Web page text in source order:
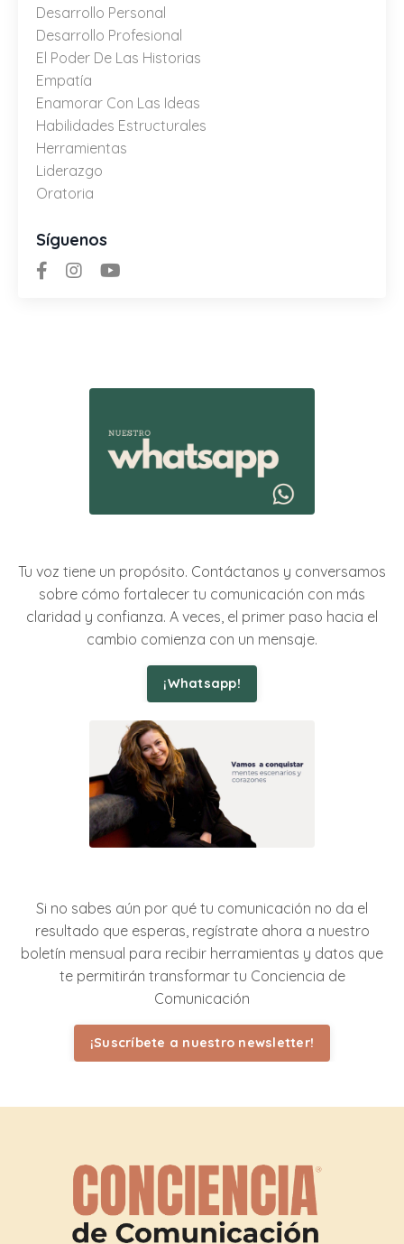
Desarrollo Personal
Desarrollo Profesional
El Poder De Las Historias
Empatía
Enamorar Con Las Ideas
Habilidades Estructurales
Herramientas
Liderazgo
Oratoria
Síguenos
Tu voz tiene un propósito. Contáctanos y conversamos
sobre cómo fortalecer tu comunicación con más
claridad y confianza. A veces, el primer paso hacia el
cambio comienza con un mensaje.
¡Whatsapp!
Si no sabes aún por qué tu comunicación no da el
resultado que esperas, regístrate ahora a nuestro
boletín mensual para recibir herramientas y datos que
te permitirán transformar tu Conciencia de
Comunicación
¡Suscríbete a nuestro newsletter!